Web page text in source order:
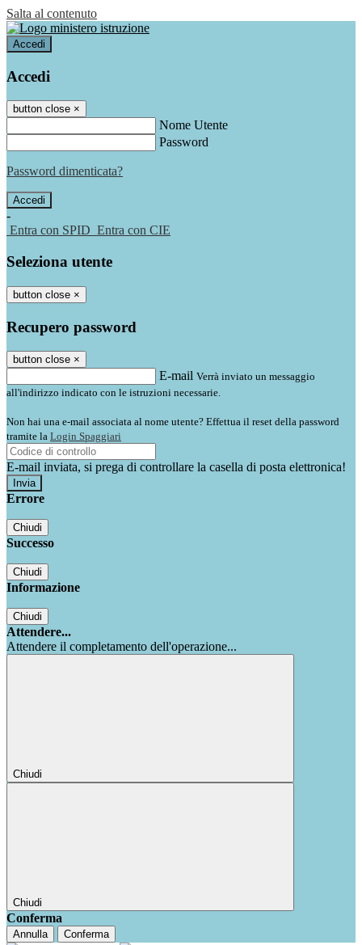
Salta al contenuto
Accedi
Accedi
button close ×
Nome Utente
Password
Password dimenticata?
-
Entra con SPID Entra con CIE
Seleziona utente
button close ×
Recupero password
button close ×
E-mail Verrà inviato un messaggio
all'indirizzo indicato con le istruzioni necessarie.
Non hai una e-mail associata al nome utente? Effettua il reset della password
tramite la Login Spaggiari
E-mail inviata, si prega di controllare la casella di posta elettronica!
Errore
Chiudi
Successo
Chiudi
Informazione
Chiudi
Attendere...
Attendere il completamento dell'operazione...
Chiudi
Chiudi
Conferma
Annulla Conferma